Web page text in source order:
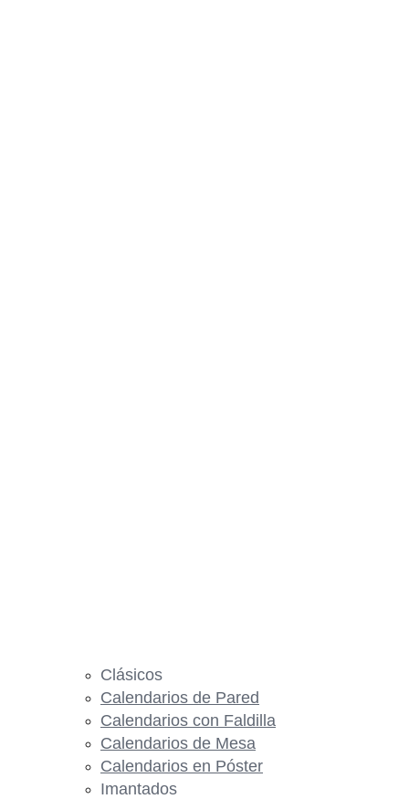
Clásicos
Calendarios de Pared
Calendarios con Faldilla
Calendarios de Mesa
Calendarios en Póster
Imantados